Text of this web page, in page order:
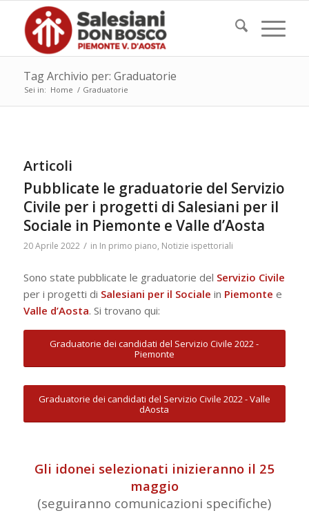
Tag Archivio per: Graduatorie
Sei in: Home / Graduatorie
Articoli
Pubblicate le graduatorie del Servizio
Civile per i progetti di Salesiani per il
Sociale in Piemonte e Valle d’Aosta
20 Aprile 2022 / in In primo piano, Notizie ispettoriali
Sono state pubblicate le graduatorie del Servizio Civile
per i progetti di Salesiani per il Sociale in Piemonte e
Valle d’Aosta. Si trovano qui:
Graduatorie dei candidati del Servizio Civile 2022 -
Piemonte
Graduatorie dei candidati del Servizio Civile 2022 - Valle
dAosta
Gli idonei selezionati inizieranno il 25
maggio
(seguiranno comunicazioni specifiche)